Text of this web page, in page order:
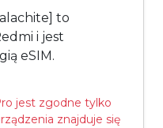
to
i jest
eSIM.
jest zgodne tylko
znajduje się